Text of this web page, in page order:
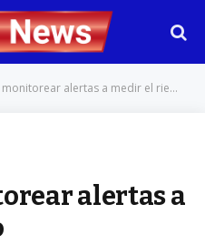
alertas a medir el riesgo
alertas a